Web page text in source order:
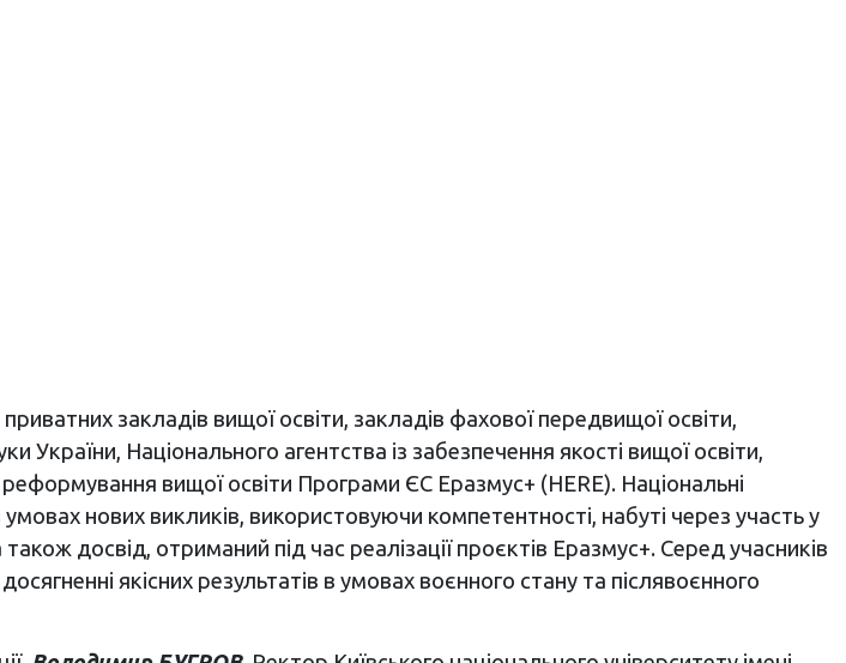
закладів вищої освіти, закладів фахової передвищої освіти,
України, Національного агентства із забезпечення якості вищої освіти,
реформування вищої освіти Програми ЄС Еразмус+ (HERE). Національні
нових викликів, використовуючи компетентності, набуті через участь у
досвід, отриманий під час реалізації проєктів Еразмус+. Серед учасників
якісних результатів в умовах воєнного стану та післявоєнного